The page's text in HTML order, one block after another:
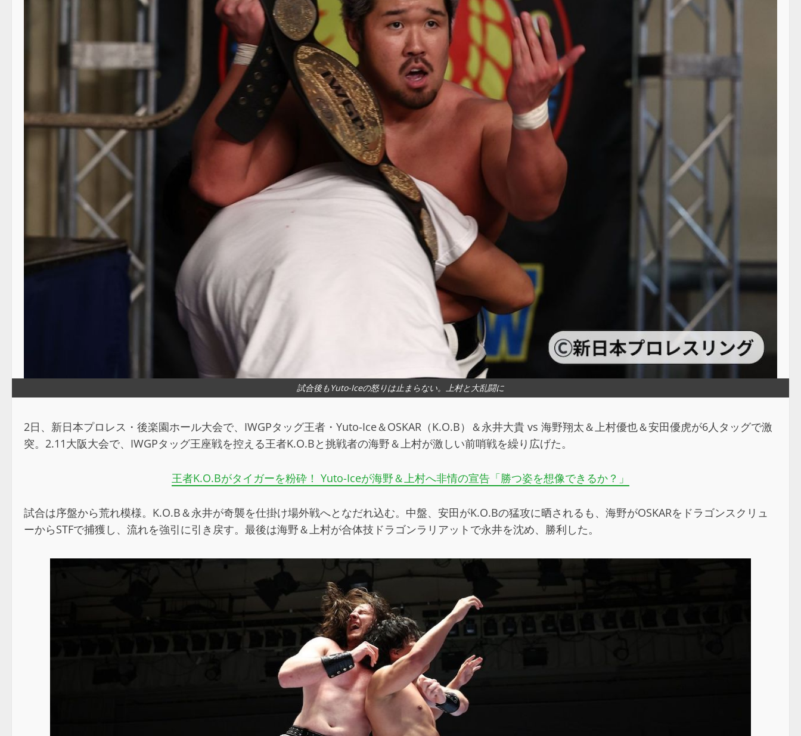
試合後もYuto-Iceの怒りは止まらない。上村と大乱闘に
2日、新日本プロレス・後楽園ホール大会で、IWGPタッグ王者・Yuto-Ice＆OSKAR（K.O.B）＆永井大貴 vs 海野翔太＆上村優也＆安田優虎が6人タッグで激
突。2.11大阪大会で、IWGPタッグ王座戦を控える王者K.O.Bと挑戦者の海野＆上村が激しい前哨戦を繰り広げた。
王者K.O.Bがタイガーを粉砕！ Yuto-Iceが海野＆上村へ非情の宣告「勝つ姿を想像できるか？」
試合は序盤から荒れ模様。K.O.B＆永井が奇襲を仕掛け場外戦へとなだれ込む。中盤、安田がK.O.Bの猛攻に晒されるも、海野がOSKARをドラゴンスクリュ
ーからSTFで捕獲し、流れを強引に引き戻す。最後は海野＆上村が合体技ドラゴンラリアットで永井を沈め、勝利した。